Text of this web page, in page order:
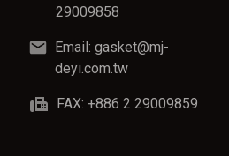
29009858
Email: gasket@mj-
deyi.com.tw
FAX: +886 2 29009859